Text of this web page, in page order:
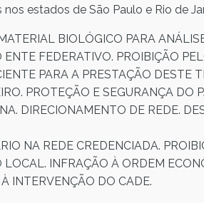
estados de São Paulo e Rio de
BIOLÓGICO PARA
FEDERATIVO. PROIBIÇÃO
PARA A PRESTAÇÃO DESTE
PROTEÇÃO E SEGURANÇA DO
DIRECIONAMENTO DE REDE.
NA REDE CREDENCIADA.
INFRAÇÃO À ORDEM
INTERVENÇÃO DO CADE.